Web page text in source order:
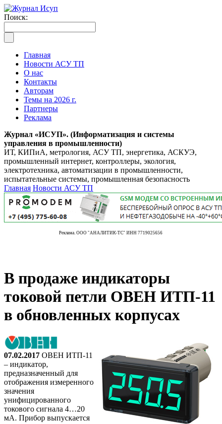
Поиск:
Главная
Новости АСУ ТП
О нас
Контакты
Авторам
Темы на 2026 г.
Партнеры
Реклама
Журнал «ИСУП». (Информатизация и системы
управления в промышленности)
ИТ, КИПиА, метрология, АСУ ТП, энергетика, АСКУЭ,
промышленный интернет, контроллеры, экология,
электротехника, автоматизации в промышленности,
испытательные системы, промышленная безопасность
Главная Новости АСУ ТП
Реклама. ООО "АНАЛИТИК-ТС" ИНН 7719025656
В продаже индикаторы
токовой петли ОВЕН ИТП-11
в обновленных корпусах
07.02.2017 ОВЕН ИТП-11
– индикатор,
предназначенный для
отображения измеренного
значения
унифицированного
токового сигнала 4…20
мА. Прибор выпускается